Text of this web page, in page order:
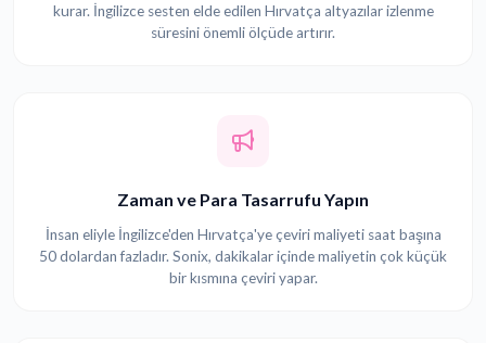
kurar. İngilizce sesten elde edilen Hırvatça altyazılar izlenme
süresini önemli ölçüde artırır.
Zaman ve Para Tasarrufu Yapın
İnsan eliyle İngilizce'den Hırvatça'ye çeviri maliyeti saat başına
50 dolardan fazladır. Sonix, dakikalar içinde maliyetin çok küçük
bir kısmına çeviri yapar.